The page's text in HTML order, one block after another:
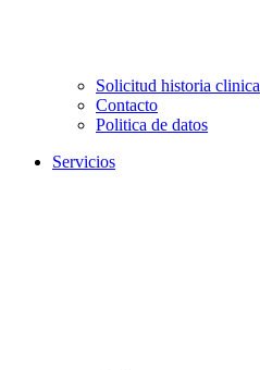
Solicitud historia clinica
Contacto
Politica de datos
Servicios